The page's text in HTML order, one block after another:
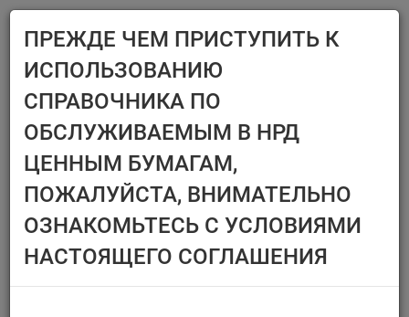
Главная Справочники Ценные бумаги
ЦЕННЫЕ БУМАГИ
ПРЕЖДЕ ЧЕМ ПРИСТУПИТЬ К
ИСПОЛЬЗОВАНИЮ
СПРАВОЧНИКА ПО
ОБСЛУЖИВАЕМЫМ В НРД
ЦЕННЫМ БУМАГАМ,
ПОЖАЛУЙСТА, ВНИМАТЕЛЬНО
ОЗНАКОМЬТЕСЬ С УСЛОВИЯМИ
НАСТОЯЩЕГО СОГЛАШЕНИЯ
Эмитент/ИФ/ИП
Тип финансового
инструмента
Ценные бумаги,
предназначенные
только для квал.
инвесторов